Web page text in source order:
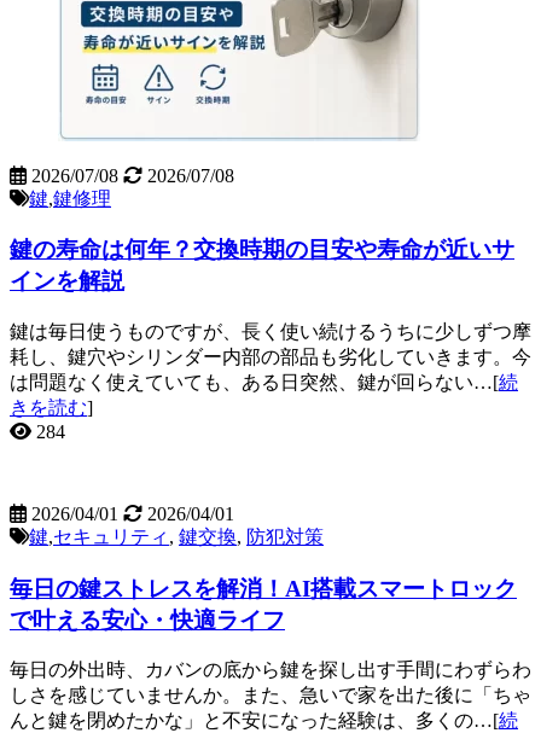
2026/07/08
2026/07/08
鍵,鍵修理
鍵の寿命は何年？交換時期の目安や寿命が近いサ
インを解説
鍵は毎日使うものですが、長く使い続けるうちに少しずつ摩
耗し、鍵穴やシリンダー内部の部品も劣化していきます。今
は問題なく使えていても、ある日突然、鍵が回らない…[続
きを読む]
284
2026/04/01
2026/04/01
鍵,セキュリティ , 鍵交換, 防犯対策
毎日の鍵ストレスを解消！AI搭載スマートロック
で叶える安心・快適ライフ
毎日の外出時、カバンの底から鍵を探し出す手間にわずらわ
しさを感じていませんか。また、急いで家を出た後に「ちゃ
んと鍵を閉めたかな」と不安になった経験は、多くの…[続